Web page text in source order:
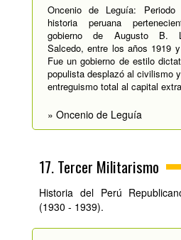
Oncenio de Leguía:
historia peruana
gobierno de Augusto B.
Salcedo, entre los años 1919
Fue un gobierno de estilo
populista desplazó al civilismo
entreguismo total al capital
» Oncenio de Leguía
17. Tercer Militarismo
Historia del Perú
(1930 - 1939).